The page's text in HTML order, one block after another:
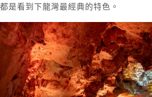
都是看到下龍灣最經典的特色。